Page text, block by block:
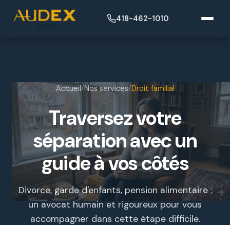
418-462-1010
Accueil/Nos services/Droit familial
Traversez votre
séparation avec un
guide à vos côtés
Divorce, garde d'enfants, pension alimentaire :
un avocat humain et rigoureux pour vous
accompagner dans cette étape difficile.